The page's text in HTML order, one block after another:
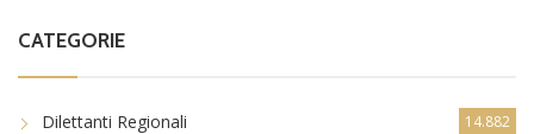
CATEGORIE
Dilettanti Regionali 14.882